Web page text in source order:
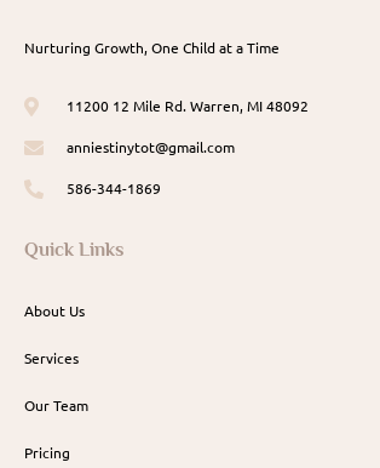
Nurturing Growth, One Child at a Time
11200 12 Mile Rd. Warren, MI 48092
anniestinytot@gmail.com
586-344-1869
Quick Links
About Us
Services
Our Team
Pricing